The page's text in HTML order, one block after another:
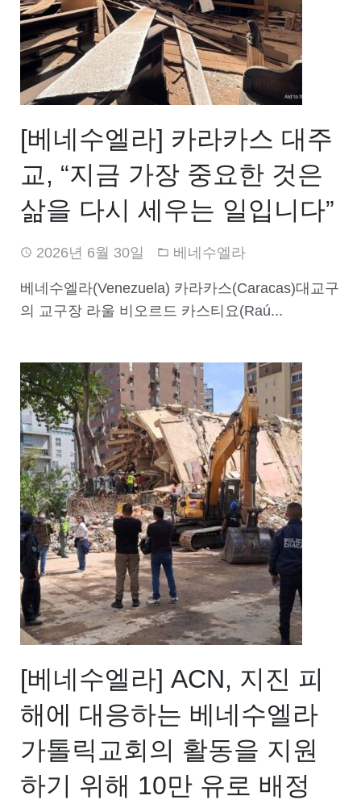
[베네수엘라] 카라카스 대주
교, “지금 가장 중요한 것은
삶을 다시 세우는 일입니다”
2026년 6월 30일 베네수엘라
베네수엘라(Venezuela) 카라카스(Caracas)대교구
의 교구장 라울 비오르드 카스티요(Raú...
[베네수엘라] ACN, 지진 피
해에 대응하는 베네수엘라
가톨릭교회의 활동을 지원
하기 위해 10만 유로 배정